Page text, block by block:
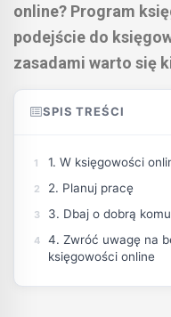
online? Program
podejście do
zasadami warto się
SPIS TREŚCI
1. W księgowości
2. Planuj pracę
3. Dbaj o dobrą
4. Zwróć uwagę na
księgowości online